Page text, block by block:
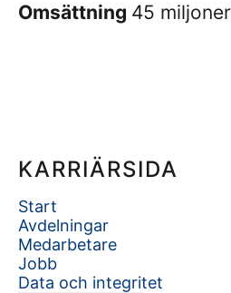
Omsättning 45
KARRIÄRSIDA
Start
Avdelningar
Medarbetare
Jobb
Data och integritet